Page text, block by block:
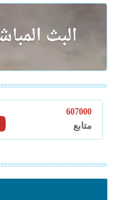
607000
متابع